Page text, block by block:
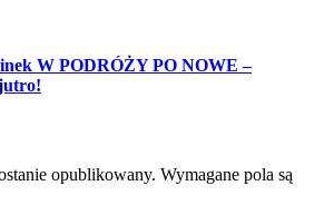
W PODRÓŻY PO NOWE –
opublikowany. Wymagane pola są